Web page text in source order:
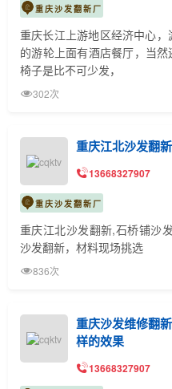
重庆沙发翻新厂
重庆长江上游地区经济中心
的游轮上面有酒店餐厅，当
椅子是比不可少发，
302次
重庆江北沙发翻
13668327907
重庆沙发翻新厂
重庆江北沙发翻新,石桥铺沙
沙发翻新，材料现场挑选
836次
重庆沙发维修翻
样的效果
13668327907